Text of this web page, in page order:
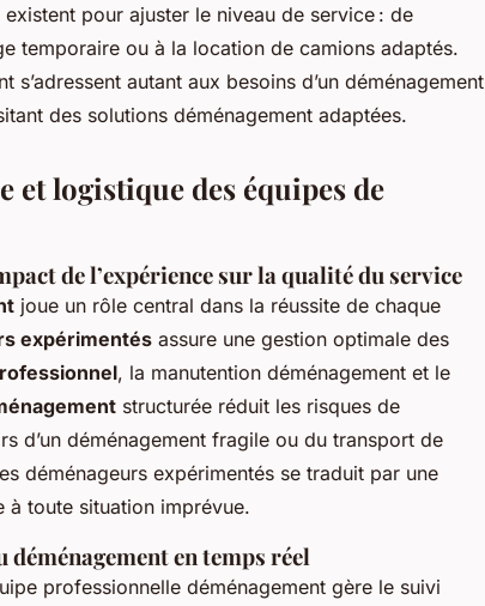
pour ajuster le niveau de service : de
temporaire ou à la location de camions adaptés.
s’adressent autant aux besoins d’un déménagement
des solutions déménagement adaptées.
et logistique des équipes de
de l’expérience sur la qualité du service
joue un rôle central dans la réussite de chaque
expérimentés assure une gestion optimale des
, la manutention déménagement et le
structurée réduit les risques de
d’un déménagement fragile ou du transport de
déménageurs expérimentés se traduit par une
toute situation imprévue.
en temps réel
professionnelle déménagement gère le suivi